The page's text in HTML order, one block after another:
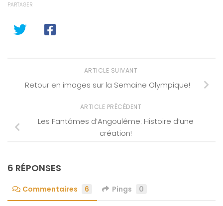
PARTAGER
ARTICLE SUIVANT
Retour en images sur la Semaine Olympique!
ARTICLE PRÉCÉDENT
Les Fantômes d’Angoulême: Histoire d’une
création!
6 RÉPONSES
Commentaires 6 Pings 0